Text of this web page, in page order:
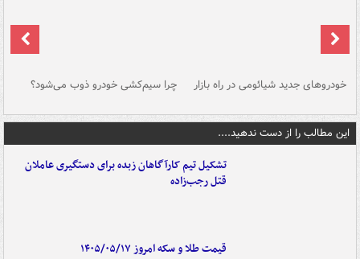
خودروهای جدید شیائومی در راه بازار چرا سیم‌کشی خودرو ذوب می‌شود؟
این مطالب را از دست ندهید....
تشکیل تیم کارآگاهان زبده برای دستگیری عاملان
قتل رجب‌زاده
قیمت طلا و سکه امروز ۱۴۰۵/۰۵/۱۷